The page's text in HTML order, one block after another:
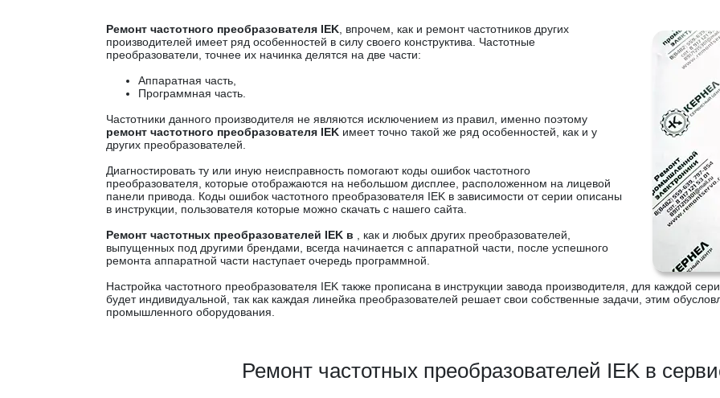
Ремонт частотного преобразователя IEK , впрочем, как и ремонт частотников других
производителей имеет ряд особенностей в силу своего конструктива. Частотные
преобразователи, точнее их начинка делятся на две части:
Аппаратная часть,
Программная часть.
Частотники данного производителя не являются исключением из правил, именно поэтому
ремонт частотного преобразователя IEK имеет точно такой же ряд особенностей, как и у
других преобразователей.
Диагностировать ту или иную неисправность помогают коды ошибок частотного
преобразователя, которые отображаются на небольшом дисплее, расположенном на лицевой
панели привода. Коды ошибок частотного преобразователя IEK в зависимости от серии описаны
в инструкции, пользователя которые можно скачать с нашего сайта.
Ремонт частотных преобразователей IEK в
, как и любых других преобразователей,
выпущенных под другими брендами, всегда начинается с аппаратной части, после успешного
ремонта аппаратной части наступает очередь программной.
Настройка частотного преобразователя IEK также прописана в инструкции завода производителя, для каждой
будет индивидуальной, так как каждая линейка преобразователей решает свои собственные задачи, этим
промышленного оборудования.
Ремонт частотных преобразователей IEK в